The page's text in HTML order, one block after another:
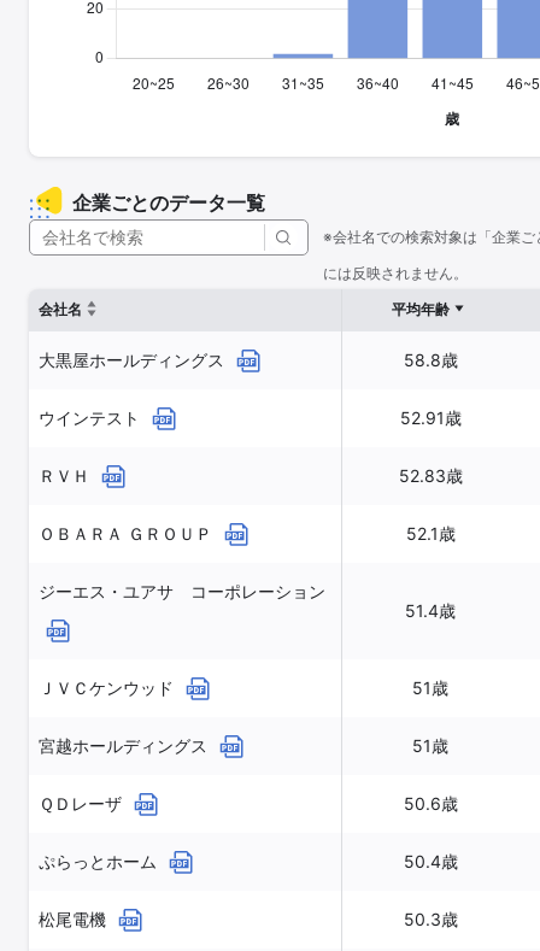
企業ごとのデータ一覧
※会社名での検索対象は「企業
には反映されません。
会社名
平均年齢
大黒屋ホールディングス 58.8歳
ウインテスト 52.91歳
ＲＶＨ 52.83歳
ＯＢＡＲＡ ＧＲＯＵＰ 52.1歳
ジーエス・ユアサ コーポレーション
51.4歳
ＪＶＣケンウッド 51歳
宮越ホールディングス 51歳
ＱＤレーザ 50.6歳
ぷらっとホーム 50.4歳
松尾電機 50.3歳